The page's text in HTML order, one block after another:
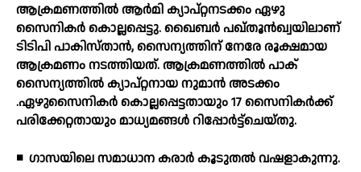
ആക്രമണത്തില്‍ ആര്‍മി ക്യാപ്റ്റനടക്കം ഏഴു
സൈനികര്‍ കൊല്ലപ്പെട്ടു. ഖൈബര്‍ പഖ്തൂന്‍ഖ്വയിലാണ്
ടിടിപി പാകിസ്താന്‍, സൈന്യത്തിന് നേരേ രൂക്ഷമായ
ആക്രമണം നടത്തിയത്. ആക്രമണത്തില്‍ പാക്
സൈന്യത്തില്‍ ക്യാപ്റ്റനായ നുമാന്‍ അടക്കം
.ഏഴുസൈനികര്‍ കൊല്ലപ്പെട്ടതായും 17 സൈനികര്‍ക്ക്
പരിക്കേറ്റതായും മാധ്യമങ്ങള്‍ റിപ്പോര്‍ട്ട്‌ചെയ്തു.
◾ ഗാസയിലെ സമാധാന കരാര്‍ കൂടുതല്‍ വഷളാകുന്നു.